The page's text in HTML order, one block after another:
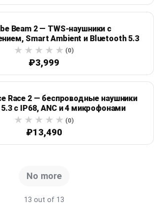
Beam 2 — TWS-наушники с
Smart Ambient и Bluetooth 5.3
(0)
₽3,999
Race 2 — беспроводные наушники
с IP68, ANC и 4 микрофонами
(0)
₽13,490
No more
13 out of 13